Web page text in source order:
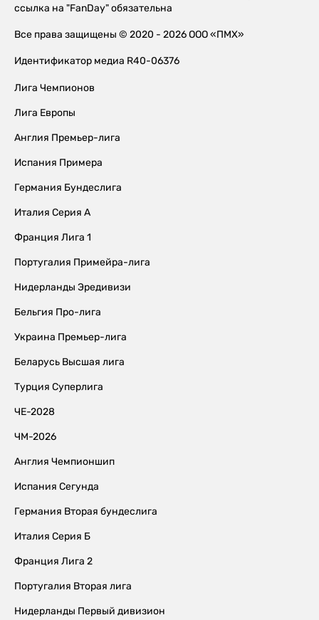
ссылка на "FanDay" обязательна
Все права защищены © 2020 - 2026 ООО «ПМХ»
Идентификатор медиа R40-06376
Лига Чемпионов
Лига Европы
Англия Премьер-лига
Испания Примера
Германия Бундеслига
Италия Серия А
Франция Лига 1
Португалия Примейра-лига
Нидерланды Эредивизи
Бельгия Про-лига
Украина Премьер-лига
Беларусь Высшая лига
Турция Суперлига
ЧЕ-2028
ЧМ-2026
Англия Чемпионшип
Испания Сегунда
Германия Вторая бундеслига
Италия Серия Б
Франция Лига 2
Португалия Вторая лига
Нидерланды Первый дивизион